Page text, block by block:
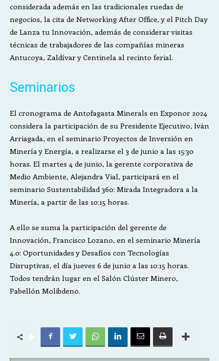
considerada además en las tradicionales ruedas de
negocios, la cita de Networking After Office, y el Pitch Day
de Lanza tu Innovación, además de considerar visitas
técnicas de trabajadores de las compañías mineras
Antucoya, Zaldívar y Centinela al recinto ferial.
Seminarios
El cronograma de Antofagasta Minerals en Exponor 2024
considera la participación de su Presidente Ejecutivo, Iván
Arriagada, en el seminario Proyectos de Inversión en
Minería y Energía, a realizarse el 3 de junio a las 15:30
horas. El martes 4 de junio, la gerente corporativa de
Medio Ambiente, Alejandra Vial, participará en el
seminario Sustentabilidad 360: Mirada Integradora a la
Minería, a partir de las 10:15 horas.
A ello se suma la participación del gerente de
Innovación, Francisco Lozano, en el seminario Minería
4.0: Oportunidades y Desafíos con Tecnologías
Disruptivas, el día jueves 6 de junio a las 10:15 horas.
Todos tendrán lugar en el Salón Clúster Minero,
Pabellón Molibdeno.